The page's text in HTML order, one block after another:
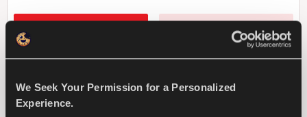
We Seek Your Permission for a Personalized
Experience.
Подробнее